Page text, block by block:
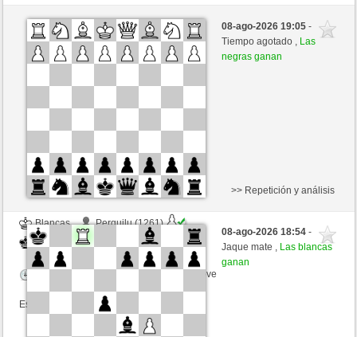
Negras
pierrot2024 (1252) (-14)
Blancas
Buong (1303) (+14)
08-ago-2026 19:05-
Tiempo agotado , Las
negras ganan
Blancas
Perquilu (1261)
Negras
Buong (1303)
Tiempo: 8 minutes/side + 8 seconds/move
Esta partida es por puntos
>> Repetición y análisis
08-ago-2026 18:54-
Jaque mate , Las blancas
ganan